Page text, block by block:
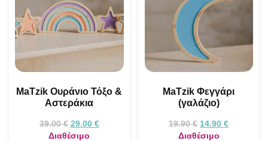
MaTzik Ουράνιο Τόξο &
Αστεράκια
39.00€ 29.00 €
Διαθέσιμο
MaTzik Φεγγάρι
(γαλάζιο)
19.90€ 14.90€
Διαθέσιμο